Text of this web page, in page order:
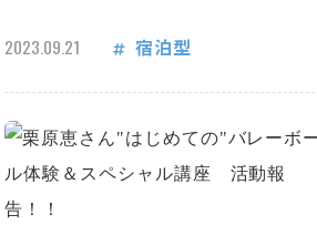
2023.09.21 宿泊型